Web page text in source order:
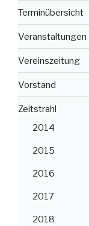
Terminübersicht
Veranstaltungen
Vereinszeitung
Vorstand
Zeitstrahl
2014
2015
2016
2017
2018